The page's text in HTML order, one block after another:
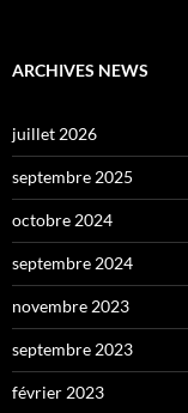
ARCHIVES NEWS
juillet 2026
septembre 2025
octobre 2024
septembre 2024
novembre 2023
septembre 2023
février 2023